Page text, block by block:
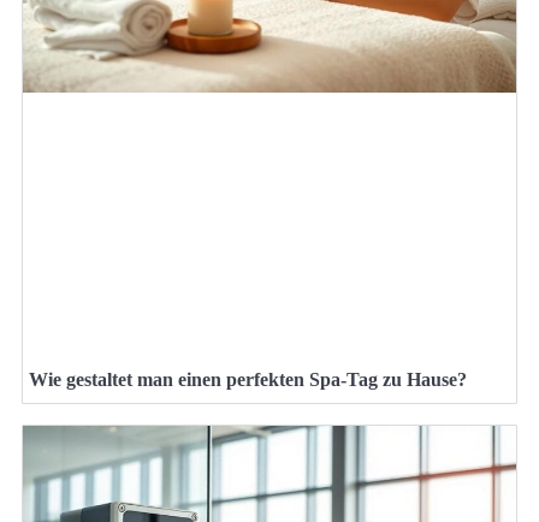
Wie gestaltet man einen perfekten Spa-Tag zu Hause?